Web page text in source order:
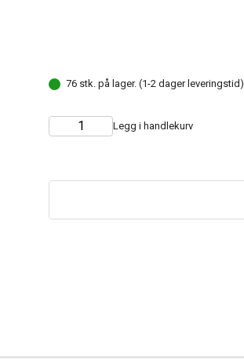
76 stk. på lager. (1-2 dager leveringstid)
Choose
Quantity Legg i handlekurv